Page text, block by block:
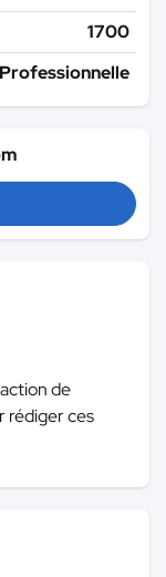
1700
Professionnelle
de
rédiger ces